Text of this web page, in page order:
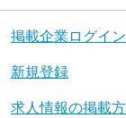
掲載企業ログイン
新規登録
求人情報の掲載